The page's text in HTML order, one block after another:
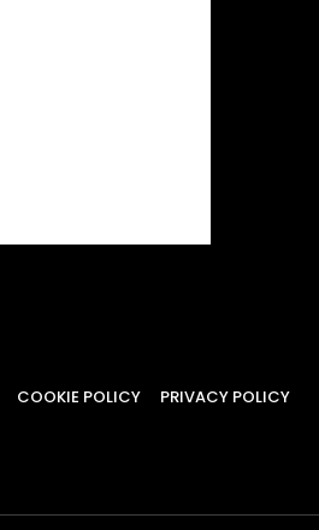
COOKIE POLICY PRIVACY POLICY